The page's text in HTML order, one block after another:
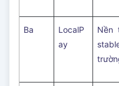
Ba
LocalP
ay
Nền